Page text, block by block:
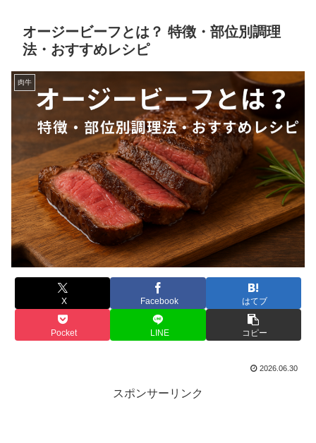
オージービーフとは？ 特徴・部位別調理
法・おすすめレシピ
肉牛
X Facebook はてブ
Pocket LINE コピー
2026.06.30
スポンサーリンク